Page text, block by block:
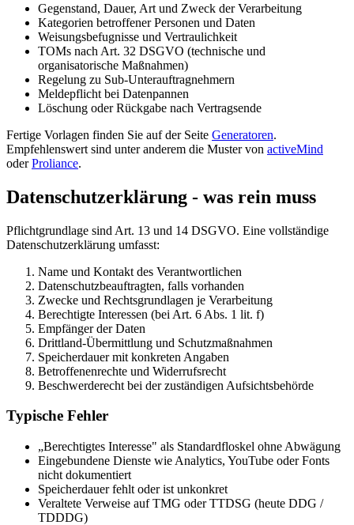
Gegenstand, Dauer, Art und Zweck der Verarbeitung
Kategorien betroffener Personen und Daten
Weisungsbefugnisse und Vertraulichkeit
TOMs nach Art. 32 DSGVO (technische und
organisatorische Maßnahmen)
Regelung zu Sub-Unterauftragnehmern
Meldepflicht bei Datenpannen
Löschung oder Rückgabe nach Vertragsende
Fertige Vorlagen finden Sie auf der Seite Generatoren.
Empfehlenswert sind unter anderem die Muster von activeMind
oderProliance.
Datenschutzerklärung - was rein muss
Pflichtgrundlage sind Art. 13 und 14 DSGVO. Eine vollständige
Datenschutzerklärung umfasst:
Name und Kontakt des Verantwortlichen
Datenschutzbeauftragten, falls vorhanden
Zwecke und Rechtsgrundlagen je Verarbeitung
Berechtigte Interessen (bei Art. 6 Abs. 1 lit. f)
Empfänger der Daten
Drittland-Übermittlung und Schutzmaßnahmen
Speicherdauer mit konkreten Angaben
Betroffenenrechte und Widerrufsrecht
Beschwerderecht bei der zuständigen Aufsichtsbehörde
Typische Fehler
„Berechtigtes Interesse" als Standardfloskel ohne Abwägung
Eingebundene Dienste wie Analytics, YouTube oder Fonts
nicht dokumentiert
Speicherdauer fehlt oder ist unkonkret
Veraltete Verweise auf TMG oder TTDSG (heute DDG /
TDDDG)